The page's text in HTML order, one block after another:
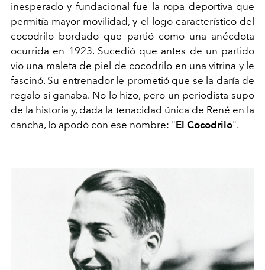
inesperado y fundacional fue la ropa deportiva que
permitía mayor movilidad, y el logo característico del
cocodrilo bordado que partió como una anécdota
ocurrida en 1923. Sucedió que antes de un partido
vio una maleta de piel de cocodrilo en una vitrina y le
fascinó. Su entrenador le prometió que se la daría de
regalo si ganaba. No lo hizo, pero un periodista supo
de la historia y, dada la tenacidad única de René en la
cancha, lo apodó con ese nombre: "El Cocodrilo".